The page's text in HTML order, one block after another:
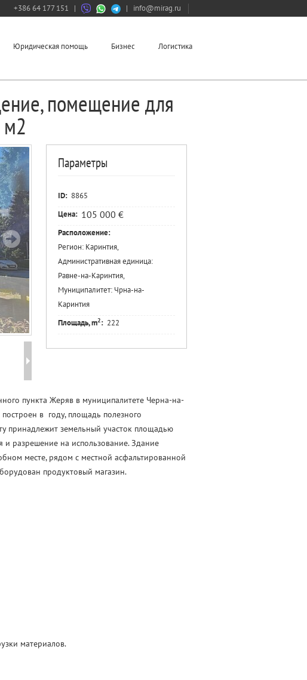
+386 64 177 151 | | info@mirag.ru
Юридическая помощь Бизнес Логистика
помещение для
м2
Параметры
ID: 8865
Цена: 105 000 €
Расположение:
Регион: Каринтия,
Административная единица:
Равне-на-Каринтия,
Муниципалитет: Чрна-на-
Каринтия
Площадь, m2: 222
пункта Жеряв в муниципалитете Черна-на-
в году, площадь полезного
принадлежит земельный участок площадью
и разрешение на использование. Здание
месте, рядом с местной асфальтированной
продуктовый магазин.
материалов.